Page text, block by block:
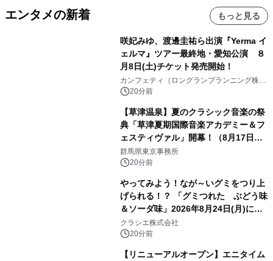
エンタメの新着 もっと見る
咲妃みゆ、渡邊圭祐ら出演『Yerma イ
ェルマ』ツアー最終地・愛知公演 ８
月8日(土)チケット発売開始！
カンフェティ（ロングランプランニング株式
会社）
20分前
【草津温泉】夏のクラシック音楽の祭
典「草津夏期国際音楽アカデミー＆フ
ェスティヴァル」開幕！（8月17日か
ら）
群馬県東京事務所
20分前
やってみよう！なが～いグミをつり上
げられる！？ 「グミつれた ぶどう味
＆ソーダ味」2026年8月24日(月)に登
場！
クラシエ株式会社
20分前
【リニューアルオープン】エニタイム